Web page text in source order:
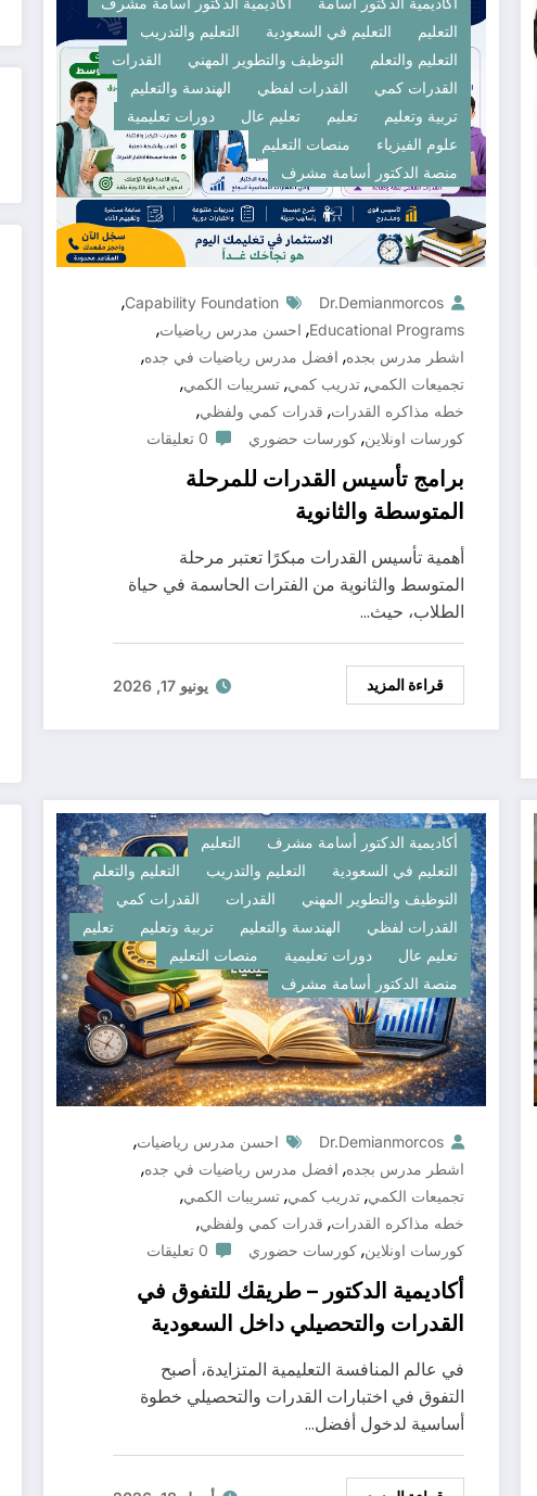
التعليم
التعليم في السعودية
التعليم والتدريب
التعليم والتعلم
التوظيف والتطوير المهني
القدرات
القدرات كمي
القدرات لفظي
الهندسة والتعليم
تربية وتعليم
تعليم تعليم عال
دورات تعليمية
علوم الفيزياء
منصات التعليم
منصة الدكتور أسامة مشرف
Dr.demianmorcos
Capability Foundation
,
Educational Programs
, احسن مدرس رياضيات,
اشطر مدرس بجده, افضل مدرس رياضيات في جده,
تجميعات الكمي, تدريب كمي, تسريبات الكمي,
خطه مذاكره القدرات, قدرات كمي ولفظي,
كورسات اونلاين, كورسات حضوري 0 تعليقات
برامج تأسيس القدرات للمرحلة
المتوسطة والثانوية
أهمية تأسيس القدرات مبكرًا تعتبر مرحلة
المتوسط والثانوية من الفترات الحاسمة في حياة
الطلاب، حيث…
قراءة المزيد يونيو 17, 2026
أكاديمية الدكتور أسامة مشرف
التعليم
التعليم في السعودية
التعليم والتدريب
التعليم والتعلم
التوظيف والتطوير المهني
القدرات
القدرات كمي
القدرات لفظي
الهندسة والتعليم تربية وتعليم
تعليم
تعليم عال
دورات تعليمية
منصات التعليم
منصة الدكتور أسامة مشرف
Dr.demianmorcos احسن مدرس رياضيات,
اشطر مدرس بجده, افضل مدرس رياضيات في جده,
تجميعات الكمي, تدريب كمي, تسريبات الكمي,
خطه مذاكره القدرات, قدرات كمي ولفظي,
كورسات اونلاين, كورسات حضوري 0 تعليقات
أكاديمية الدكتور – طريقك للتفوق في
القدرات والتحصيلي داخل السعودية
في عالم المنافسة التعليمية المتزايدة، أصبح
التفوق في اختبارات القدرات والتحصيلي خطوة
أساسية لدخول أفضل…